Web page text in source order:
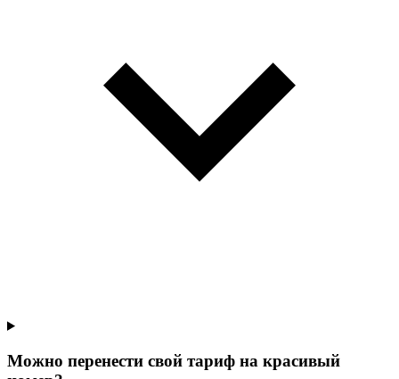
Можно перенести свой тариф на красивый